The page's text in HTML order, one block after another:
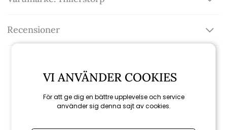
Recensioner
Relaterade produkter
VI ANVÄNDER COOKIES
För att ge dig en bättre upplevelse och service
använder sig denna sajt av cookies.